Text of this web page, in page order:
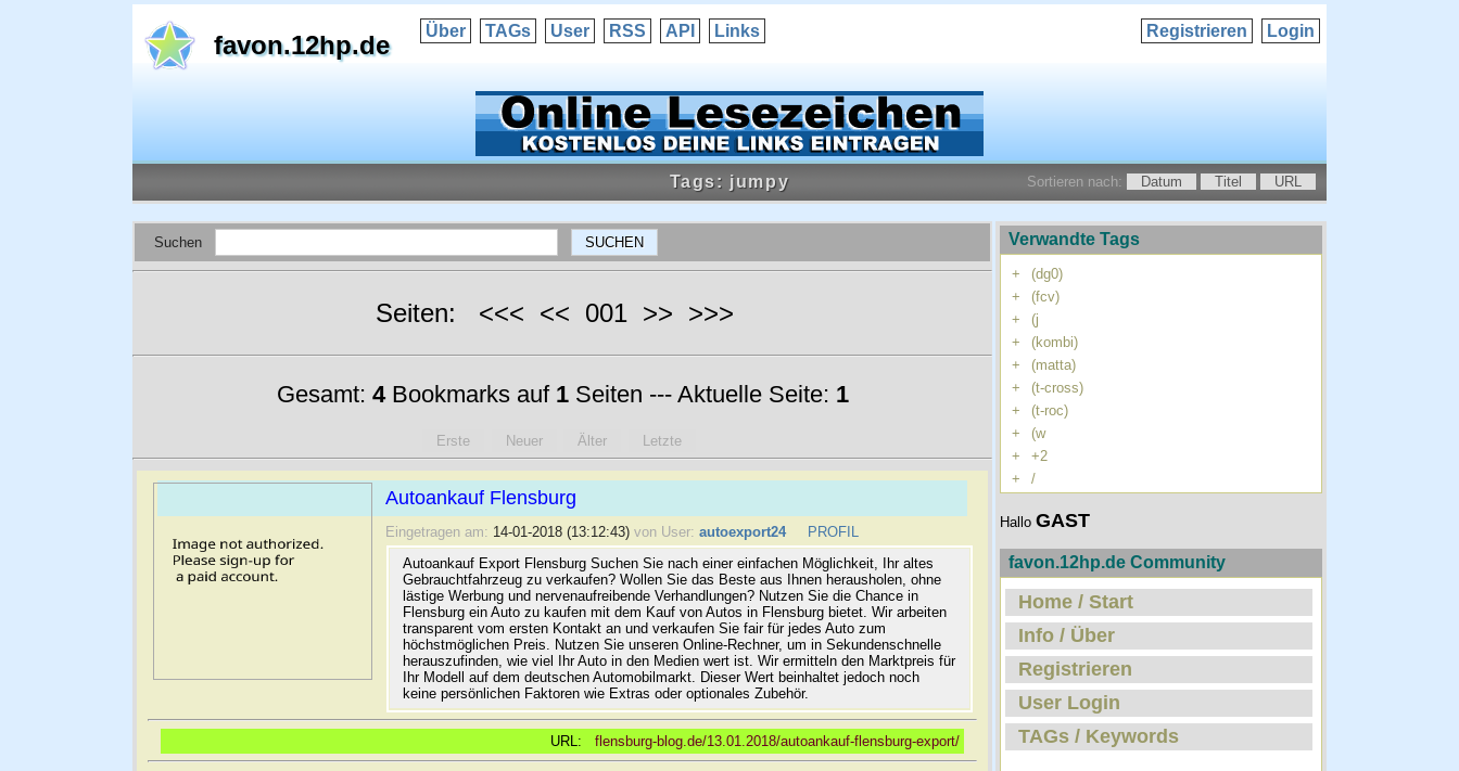
favon.12hp.de Über TAGs User RSS API Links Login
Registrieren
Tags: jumpy Sortieren nach: Datum Titel URL
Suchen
Seiten: <<< << 001 >> >>>
Gesamt: 4Bookmarks auf 1Seiten --- Aktuelle Seite: 1
Erste Neuer Älter Letzte
Autoankauf Flensburg
Eingetragen am: 14-01-2018 (13:12:43) von User: autoexport24
PROFIL
Autoankauf Export Flensburg Suchen Sie nach einer einfachen Möglichkeit, Ihr altes
Gebrauchtfahrzeug zu verkaufen? Wollen Sie das Beste aus Ihnen herausholen, ohne
lästige Werbung und nervenaufreibende Verhandlungen? Nutzen Sie die Chance in
Flensburg ein Auto zu kaufen mit dem Kauf von Autos in Flensburg bietet. Wir arbeiten
transparent vom ersten Kontakt an und verkaufen Sie fair für jedes Auto zum
höchstmöglichen Preis. Nutzen Sie unseren Online-Rechner, um in Sekundenschnelle
herauszufinden, wie viel Ihr Auto in den Medien wert ist. Wir ermitteln den Marktpreis für
Ihr Modell auf dem deutschen Automobilmarkt. Dieser Wert beinhaltet jedoch noch
keine persönlichen Faktoren wie Extras oder optionales Zubehör.
URL: flensburg-blog.de/13.01.2018/autoankauf-flensburg-export/
Verwandte Tags
+
(dg0)
+
(fcv)
+
(j
+
(kombi)
+
(matta)
+
(t-cross)
+
(t-roc)
+
(w
+
+2
+
/
Hallo GAST
favon.12hp.de Community
Home / Start
Info / Über
Registrieren
User Login
TAGs / Keywords